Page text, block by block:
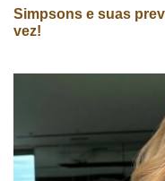
Simpsons e suas
vez!